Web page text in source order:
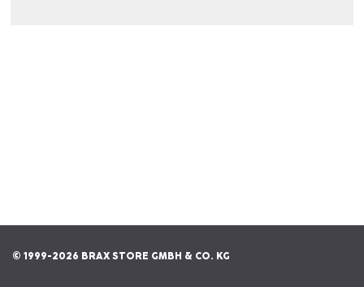
© 1999-2026 BRAX STORE GMBH & CO. KG